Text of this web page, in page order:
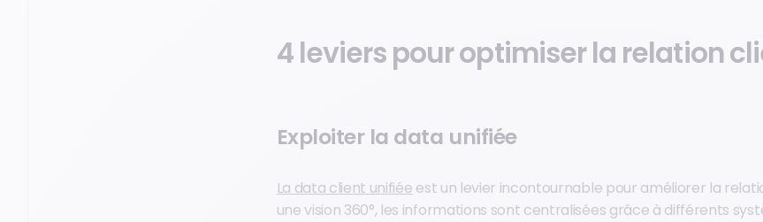
4 leviers pour optimiser la relation
Exploiter la data unifiée
La data client unifiée est un levier incontournable pour améliorer la
une vision 360°, les informations sont centralisées grâce à différents